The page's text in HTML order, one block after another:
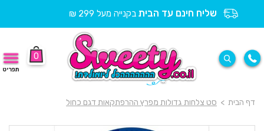
שליח חינם עד הבית בקנייה מעל 299 ₪
0
תפריט
דף הבית > סט צלחות גדולות מפרץ ההרפתקאות דגם כחול